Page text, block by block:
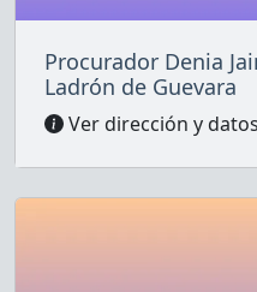
Procurador Denia
Ladrón de Guevara
Ver dirección y